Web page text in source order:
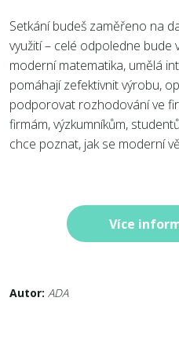
Setkání budeš zaměřeno na
využití – celé odpoledne bude
moderní matematika, umělá
pomáhají zefektivnit výrobu,
podporovat rozhodování ve
firmám, výzkumníkům,
chce poznat, jak se moderní
Více
Autor: ADA